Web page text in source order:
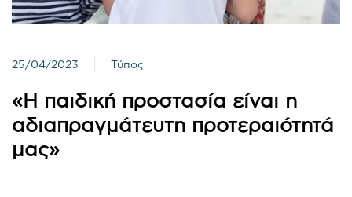
25/04/2023 Τύπος
«Η παιδική προστασία είναι η
αδιαπραγμάτευτη προτεραιότητά
μας»